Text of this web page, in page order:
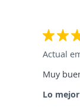
Actual
Muy
Lo mejor